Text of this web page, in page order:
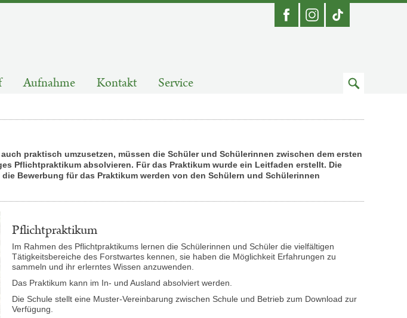
FacebookInstagram
Aufnahme Kontakt Service
Zum
praktisch umzusetzen, müssen die Schüler und Schülerinnen zwischen dem ersten
Pflichtpraktikum absolvieren. Für das Praktikum wurde ein Leitfaden erstellt. Die
Bewerbung für das Praktikum werden von den Schülern und Schülerinnen
Pflichtpraktikum
Im Rahmen des Pflichtpraktikums lernen die Schülerinnen und Schüler die vielfältigen
Tätigkeitsbereiche des Forstwartes kennen, sie haben die Möglichkeit Erfahrungen zu
sammeln und ihr erlerntes Wissen anzuwenden.
Das Praktikum kann im In- und Ausland absolviert werden.
Die Schule stellt eine Muster-Vereinbarung zwischen Schule und Betrieb zum Download zur
Verfügung.